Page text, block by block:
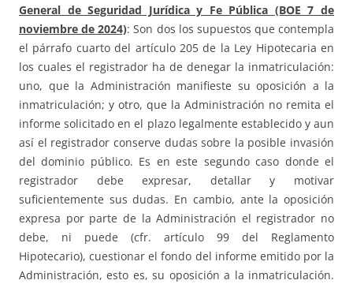
General de Seguridad Jurídica y Fe Pública (BOE 7 de
noviembre de 2024): Son dos los supuestos que contempla
el párrafo cuarto del artículo 205 de la Ley Hipotecaria en
los cuales el registrador ha de denegar la inmatriculación:
uno, que la Administración manifieste su oposición a la
inmatriculación; y otro, que la Administración no remita el
informe solicitado en el plazo legalmente establecido y aun
así el registrador conserve dudas sobre la posible invasión
del dominio público. Es en este segundo caso donde el
registrador debe expresar, detallar y motivar
suficientemente sus dudas. En cambio, ante la oposición
expresa por parte de la Administración el registrador no
debe, ni puede (cfr. artículo 99 del Reglamento
Hipotecario), cuestionar el fondo del informe emitido por la
Administración, esto es, su oposición a la inmatriculación.